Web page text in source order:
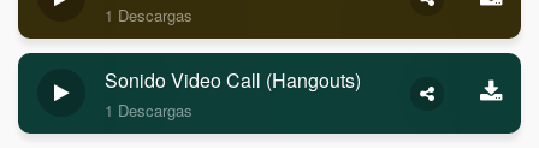
1 Descargas
Sonido Video Call (Hangouts)
1 Descargas